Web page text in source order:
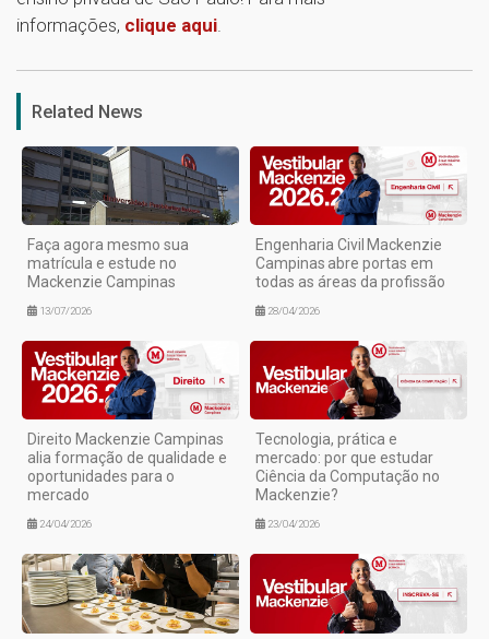
informações, clique aqui
Related News
Faça agora mesmo sua
matrícula e estude no
Mackenzie Campinas
13/07/2026
Engenharia Civil Mackenzie
Campinas abre portas em
todas as áreas da profissão
28/04/2026
Direito Mackenzie Campinas
alia formação de qualidade e
oportunidades para o
mercado
24/04/2026
Tecnologia, prática e
mercado: por que estudar
Ciência da Computação no
Mackenzie?
23/04/2026